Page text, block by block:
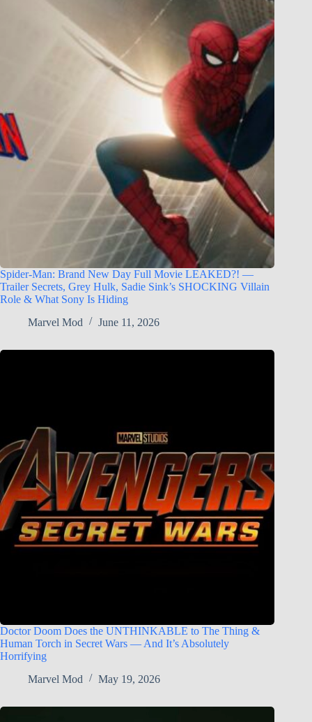
Spider-Man: Brand New Day Full Movie LEAKED?! —
Trailer Secrets, Grey Hulk, Sadie Sink’s SHOCKING Villain
Role & What Sony Is Hiding
Marvel Mod
June 11, 2026
Doctor Doom Does the UNTHINKABLE to The Thing &
Human Torch in Secret Wars — And It’s Absolutely
Horrifying
Marvel Mod
May 19, 2026